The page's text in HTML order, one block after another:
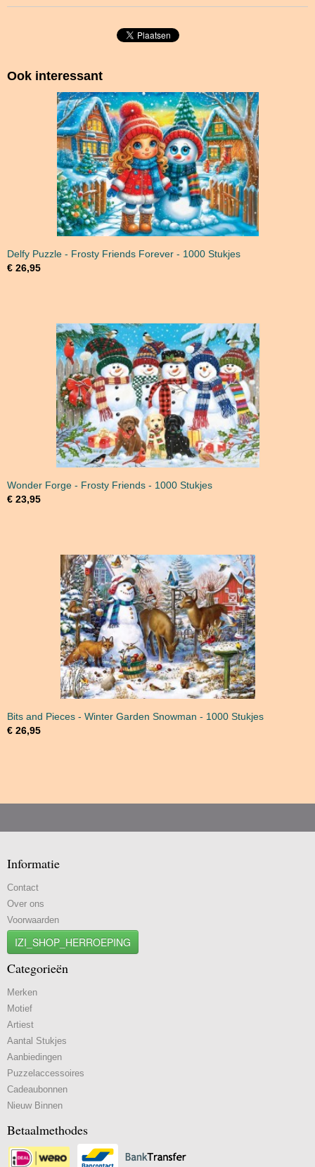
Ook interessant
Delfy Puzzle - Frosty Friends Forever - 1000 Stukjes
€ 26,95
Wonder Forge - Frosty Friends - 1000 Stukjes
€ 23,95
Bits and Pieces - Winter Garden Snowman - 1000 Stukjes
€ 26,95
Informatie
Contact
Over ons
Voorwaarden
IZI_SHOP_HERROEPING
Categorieën
Merken
Motief
Artiest
Aantal Stukjes
Aanbiedingen
Puzzelaccessoires
Cadeaubonnen
Nieuw Binnen
Betaalmethodes